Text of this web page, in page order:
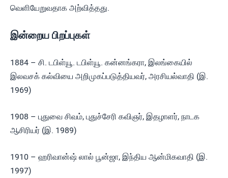
வெளியேறுவதாக அற்வித்தது.
இன்றைய பிறப்புகள்
1884 – சி. டபிள்யூ. டபிள்யூ. கன்னங்கரா, இலங்கையில்
இலவசக் கல்வியை அறிமுகப்படுத்தியவர், அரசியல்வாதி (இ.
1969)
1908 – புதுவை சிவம், புதுச்சேரி கவிஞர், இதழாளர், நாடக
ஆசிரியர் (இ. 1989)
1910 – ஹரிவான்ஷ் லால் பூன்ஜா, இந்திய ஆன்மிகவாதி (இ.
1997)